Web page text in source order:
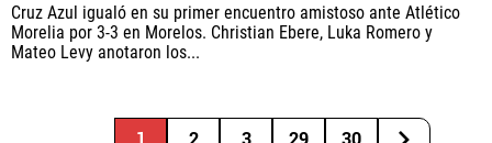
Cruz Azul igualó en su primer encuentro amistoso ante Atlético
Morelia por 3-3 en Morelos. Christian Ebere, Luka Romero y
Mateo Levy anotaron los...